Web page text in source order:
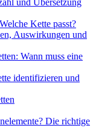
und Übersetzung
Kette passt?
Auswirkungen und
Wann muss eine
identifizieren und
Die richtige